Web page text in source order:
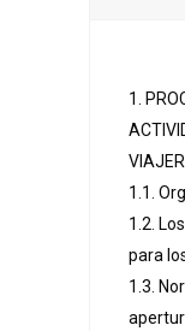
1.
1.1.
1.2.
para
1.3.